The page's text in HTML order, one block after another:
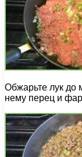
Обжарьте лук до
нему перец и